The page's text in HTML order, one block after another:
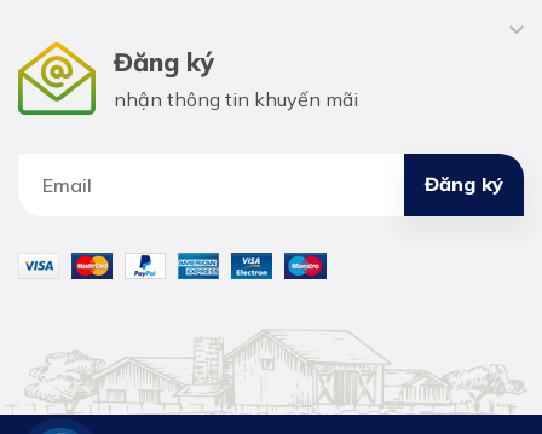
Đăng ký
nhận thông tin khuyến mãi
Đăng ký